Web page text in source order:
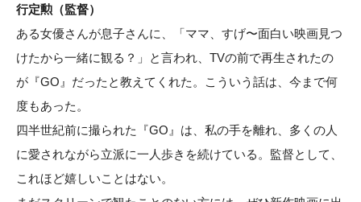
行定勲（監督）
ある女優さんが息子さんに、「ママ、すげ〜面白い映画見つ
けたから一緒に観る？」と言われ、TVの前で再生されたの
が『GO』だったと教えてくれた。こういう話は、今まで何
度もあった。
四半世紀前に撮られた『GO』は、私の手を離れ、多くの人
に愛されながら立派に一人歩きを続けている。監督として、
これほど嬉しいことはない。